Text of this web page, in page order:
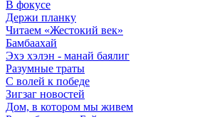
В фокусе
Держи планку
Читаем «Жестокий век»
Бамбаахай
Эхэ хэлэн - манай баялиг
Разумные траты
С волей к победе
Зигзаг новостей
Дом, в котором мы живем